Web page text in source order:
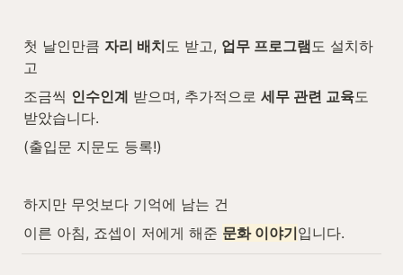
첫 날인만큼 자리 배치도 받고, 업무 프로그램도 설치하
고
조금씩 인수인계 받으며, 추가적으로 세무 관련 교육도
받았습니다.
(출입문 지문도 등록!)
하지만 무엇보다 기억에 남는 건
이른 아침, 죠셉이 저에게 해준 문화 이야기입니다.